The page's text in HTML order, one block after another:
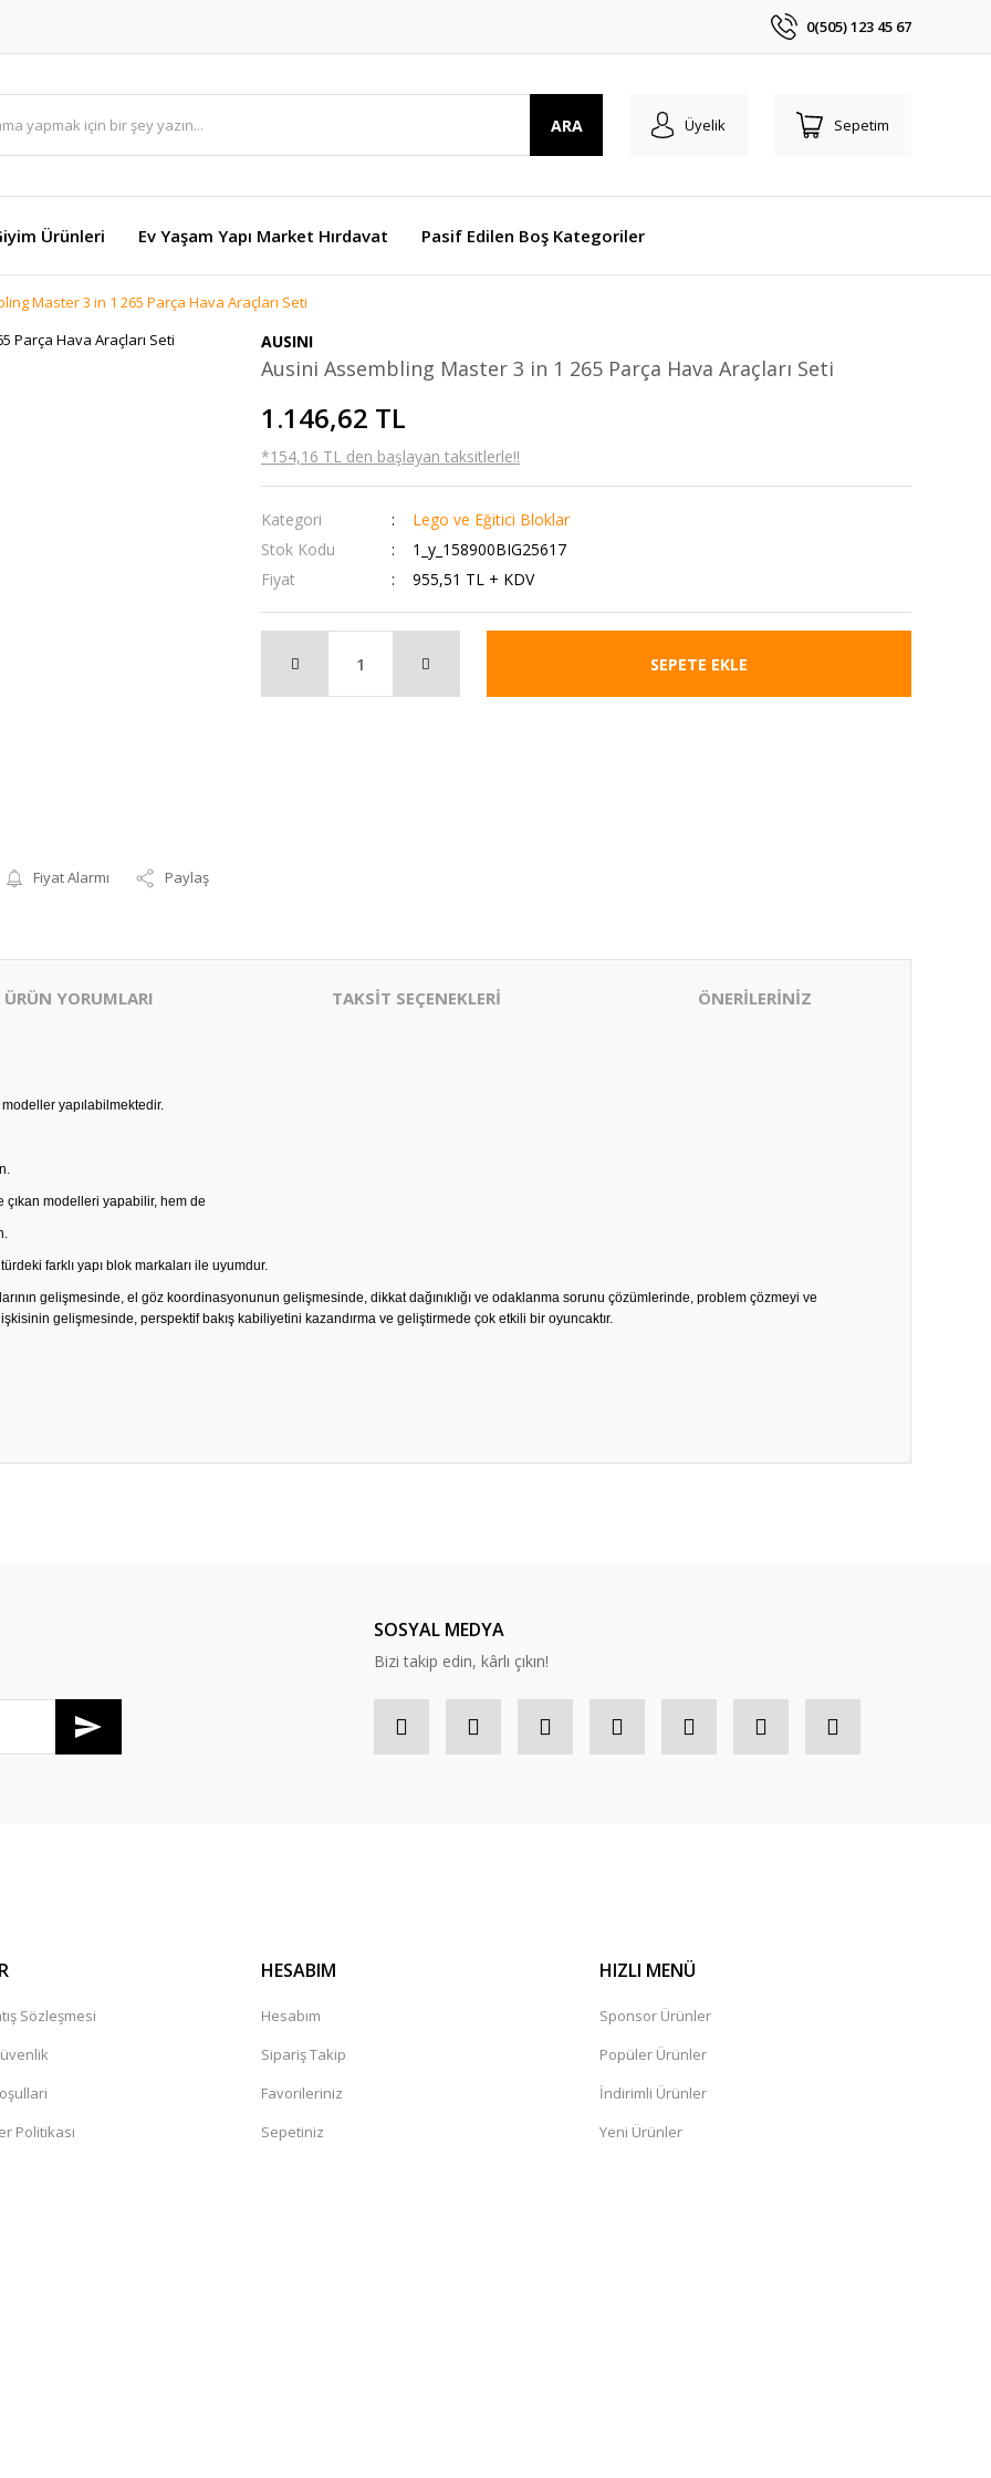
0(505) 123 45 67
ARA Üyelik Sepetim
Ürünleri Ev Yaşam Yapı Market Hırdavat Pasif Edilen Boş Kategoriler
Master 3 in 1 265 Parça Hava Araçları Seti
Fiyat Alarmı Paylaş
AUSINI
Ausini Assembling Master 3 in 1 265 Parça Hava Araçları Seti
1.146,62 TL
*154,16 TL den başlayan taksitlerle!!
Kategori
Lego ve Eğitici Bloklar
Stok Kodu
1_y_158900BIG25617
Fiyat
955,51 TL + KDV
SEPETE EKLE
ÜRÜN YORUMLARI TAKSİT SEÇENEKLERİ ÖNERİLERİNİZ
yapılabilmektedir.
çıkan modelleri yapabilir, hem de
farklı yapı blok markaları ile uyumdur.
gelişmesinde, el göz koordinasyonunun gelişmesinde, dikkat dağınıklığı ve odaklanma sorunu çözümlerinde, problem çözmeyi ve
gelişmesinde, perspektif bakış kabiliyetini kazandırma ve geliştirmede çok etkili bir oyuncaktır.
SOSYAL MEDYA
Bizi takip edin, kârlı çıkın!
Sözleşmesi
Politikası
HESABIM
Hesabım
Sipariş Takip
Favorileriniz
Sepetiniz
HIZLI MENÜ
Sponsor Ürünler
Popüler Ürünler
İndirimli Ürünler
Yeni Ürünler